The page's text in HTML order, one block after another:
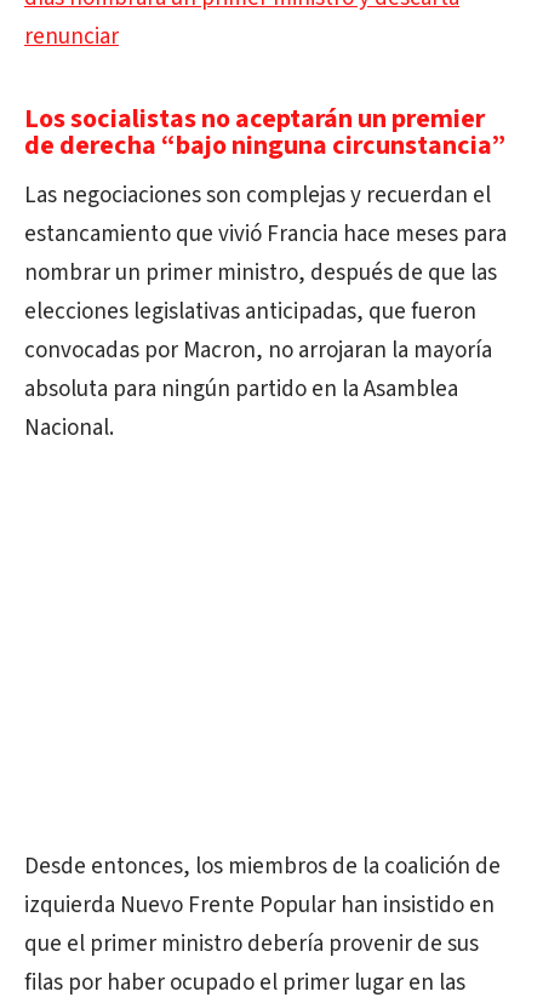
renunciar
Los socialistas no aceptarán un premier
de derecha “bajo ninguna circunstancia”
Las negociaciones son complejas y recuerdan el
estancamiento que vivió Francia hace meses para
nombrar un primer ministro, después de que las
elecciones legislativas anticipadas, que fueron
convocadas por Macron, no arrojaran la mayoría
absoluta para ningún partido en la Asamblea
Nacional.
Desde entonces, los miembros de la coalición de
izquierda Nuevo Frente Popular han insistido en
que el primer ministro debería provenir de sus
filas por haber ocupado el primer lugar en las